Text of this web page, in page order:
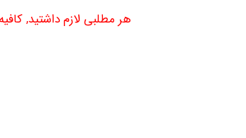
هر مطلبی لازم داشتید,